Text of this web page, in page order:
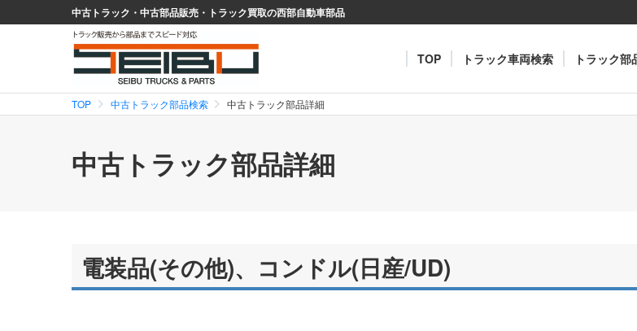
中古トラック・中古部品販売・トラック買取の西部自動車部品
TOP トラック車両検索 トラック部
TOP 中古トラック部品検索 中古トラック部品詳細
中古トラック部品詳細
電装品(その他)、コンドル(日産/UD)